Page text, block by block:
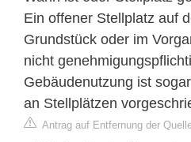
Ein offener Stellplatz auf
Grundstück oder im
nicht
Gebäudenutzung ist
an Stellplätzen
Antrag auf Entfernung der